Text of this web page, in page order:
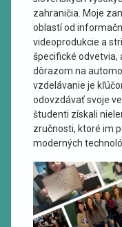
zahraničia. Moje
oblastí od
videoprodukcie a
špecifické odvetvia,
dôrazom na
vzdelávanie je
odovzdávať svoje
študenti získali
zručnosti, ktoré im
moderných